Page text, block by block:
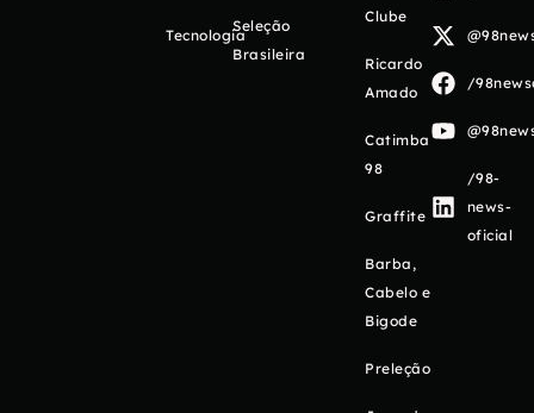
Tecnologia
Seleção
Brasileira
Clube
Ricardo
Amado
Catimba
98
Graffite
Barba,
Cabelo e
Bigode
Preleção
/
/98-
news-
oficial